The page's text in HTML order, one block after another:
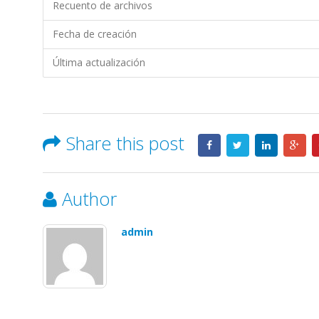
INDUSTRIALES
(TÍA)
Recuento de archivos
Fecha de creación
Última actualización
Share this post
Author
admin